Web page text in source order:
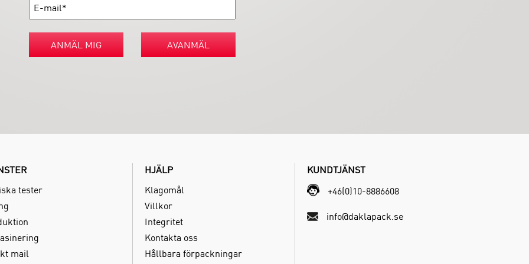
ANMÄL MIG AVANMÄL
tester
mail
HJÄLP
Klagomål
Villkor
Integritet
Kontakta oss
Hållbara förpackningar
KUNDTJÄNST
+46(0)10-8886608
info@daklapack.se